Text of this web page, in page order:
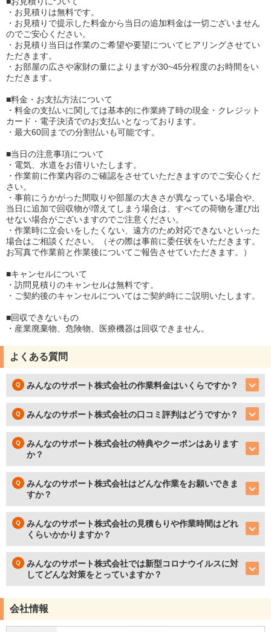
・お見積りは無料です。
・お見積りで提示した料金から当日の追加料金は一切ございません
のでご安心ください。
・お見積り当日は作業のご希望や要望についてヒアリングさせてい
ただきます。
・お部屋の広さや家財の量によりますが30~45分程度のお時間をい
ただきます。
■料金・お支払方法について
・料金の支払いに関しては基本的に作業終了時の現金・クレジット
カード・電子決済でのお支払いとなっております。
・最大60回までの分割払いも可能です。
■当日の注意事項について
・電気、水道をお借りいたします。
・作業前に作業内容のご確認をさせていただきますのでご安心くだ
さい。
・事前にうかがった間取りや部屋の大きさが異なっている場合や、
当日に追加で回収物が増えてしまう場合は、すべての荷物を運び出
せない場合がございますのでご注意ください。
・作業時に立会いをしたくない、遠方のため対応できないといった
場合はご相談ください。（その際は事前に委任状をいただきます。
お写真で作業前と作業後についてご報告させていただきます。）
■キャンセルについて
・訪問見積りのキャンセルは無料です。
・ご契約後のキャンセルについてはご契約時にご説明いたします。
■回収できないもの
・産業廃棄物、危険物、医療機器は回収できません。
よくある質問
みんなのサポート株式会社の作業料金はいくらですか？
みんなのサポート株式会社の口コミ評判はどうですか？
みんなのサポート株式会社の特典やクーポンはあります
か？
みんなのサポート株式会社はどんな作業をお願いできま
すか？
みんなのサポート株式会社の見積もりや作業時間はどれ
くらいかかりますか？
みんなのサポート株式会社では新型コロナウイルスに対
してどんな対策をとっていますか？
会社情報